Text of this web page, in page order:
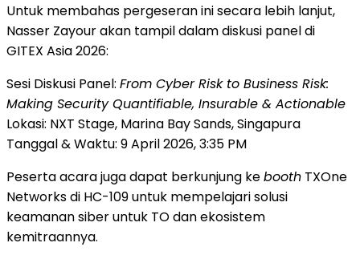
Untuk membahas pergeseran ini secara lebih lanjut,
Nasser Zayour akan tampil dalam diskusi panel di
GITEX Asia 2026:
Sesi Diskusi Panel: From Cyber Risk to Business Risk:
Making Security Quantifiable, Insurable & Actionable
Lokasi: NXT Stage, Marina Bay Sands, Singapura
Tanggal & Waktu: 9 April 2026, 3:35 PM
Peserta acara juga dapat berkunjung kebooth TXOne
Networks di HC-109 untuk mempelajari solusi
keamanan siber untuk TO dan ekosistem
kemitraannya.